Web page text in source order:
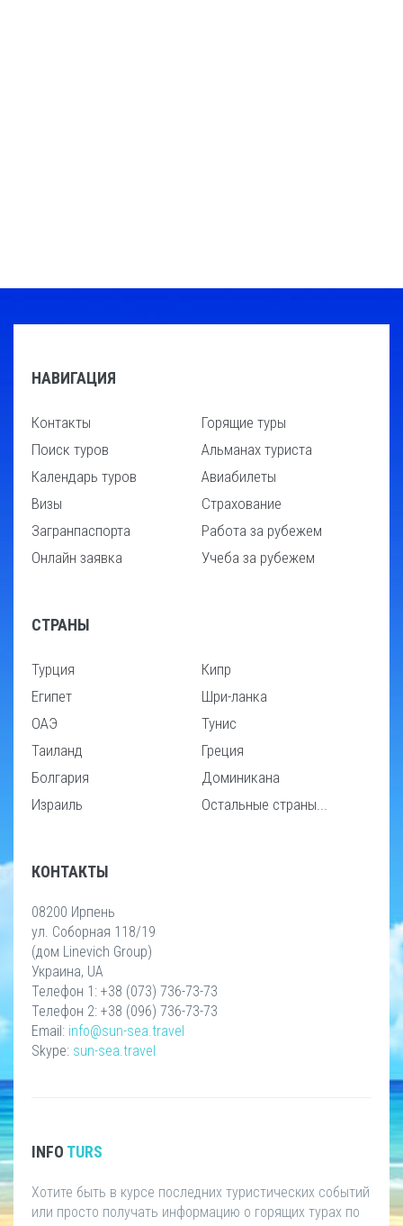
НАВИГАЦИЯ
Контакты
Поиск туров
Календарь туров
Визы
Загранпаспорта
Онлайн заявка
Горящие туры
Альманах туриста
Авиабилеты
Страхование
Работа за рубежем
Учеба за рубежем
СТРАНЫ
Турция
Египет
ОАЭ
Таиланд
Болгария
Израиль
Кипр
Шри-ланка
Тунис
Греция
Доминикана
Остальные страны...
КОНТАКТЫ
08200 Ирпень
ул. Соборная 118/19
(дом Linevich Group)
Украина, UA
Телефон 1: +38 (073) 736-73-73
Телефон 2: +38 (096) 736-73-73
Email: info@sun-sea.travel
Skype: sun-sea.travel
INFO TURS
Хотите быть в курсе последних туристических событий
или просто получать информацию о горящих турах по